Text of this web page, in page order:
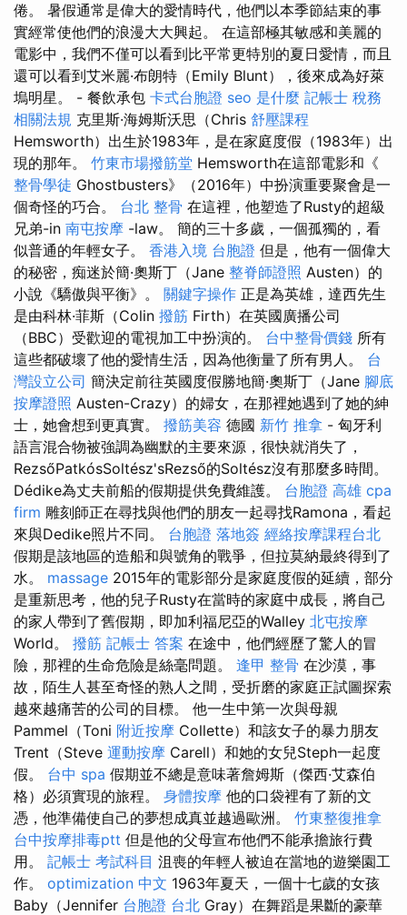
倦。 暑假通常是偉大的愛情時代，他們以本季節結束的事
實經常使他們的浪漫大大興起。 在這部極其敏感和美麗的
電影中，我們不僅可以看到比平常更特別的夏日愛情，而且
還可以看到艾米麗·布朗特（Emily Blunt），後來成為好萊
塢明星。 - 餐飲承包 卡式台胞證 seo 是什麼 記帳士 稅務
相關法規 克里斯·海姆斯沃思（Chris 舒壓課程
Hemsworth）出生於1983年，是在家庭度假（1983年）出
現的那年。 竹東市場撥筋堂 Hemsworth在這部電影和《
整骨學徒 Ghostbusters》（2016年）中扮演重要聚會是一
個奇怪的巧合。 台北 整骨 在這裡，他塑造了Rusty的超級
兄弟-in 南屯按摩 -law。 簡的三十多歲，一個孤獨的，看
似普通的年輕女子。 香港入境 台胞證 但是，他有一個偉大
的秘密，痴迷於簡·奧斯丁（Jane 整脊師證照 Austen）的
小說《驕傲與平衡》。 關鍵字操作 正是為英雄，達西先生
是由科林·菲斯（Colin 撥筋 Firth）在英國廣播公司
（BBC）受歡迎的電視加工中扮演的。 台中整骨價錢 所有
這些都破壞了他的愛情生活，因為他衡量了所有男人。 台
灣設立公司 簡決定前往英國度假勝地簡·奧斯丁（Jane 腳底
按摩證照 Austen-Crazy）的婦女，在那裡她遇到了她的紳
士，她會想到更真實。 撥筋美容 德國 新竹 推拿 - 匈牙利
語言混合物被強調為幽默的主要來源，很快就消失了，
RezsőPatkósSoltész'sRezső的Soltész沒有那麼多時間。
Dédike為丈夫前船的假期提供免費維護。 台胞證 高雄 cpa
firm 雕刻師正在尋找與他們的朋友一起尋找Ramona，看起
來與Dedike照片不同。 台胞證 落地簽 經絡按摩課程台北
假期是該地區的造船和與號角的戰爭，但拉莫納最終得到了
水。 massage 2015年的電影部分是家庭度假的延續，部分
是重新思考，他的兒子Rusty在當時的家庭中成長，將自己
的家人帶到了舊假期，即加利福尼亞的Walley 北屯按摩
World。 撥筋 記帳士 答案 在途中，他們經歷了驚人的冒
險，那裡的生命危險是絲毫問題。 逢甲 整骨 在沙漠，事
故，陌生人甚至奇怪的熟人之間，受折磨的家庭正試圖探索
越來越痛苦的公司的目標。 他一生中第一次與母親
Pammel（Toni 附近按摩 Collette）和該女子的暴力朋友
Trent（Steve 運動按摩 Carell）和她的女兒Steph一起度
假。 台中 spa 假期並不總是意味著詹姆斯（傑西·艾森伯
格）必須實現的旅程。 身體按摩 他的口袋裡有了新的文
憑，他準備使自己的夢想成真並越過歐洲。 竹東整復推拿
台中按摩排毒ptt 但是他的父母宣布他們不能承擔旅行費
用。 記帳士 考試科目 沮喪的年輕人被迫在當地的遊樂園工
作。 optimization 中文 1963年夏天，一個十七歲的女孩
Baby（Jennifer 台胞證 台北 Gray）在舞蹈是果斷的豪華